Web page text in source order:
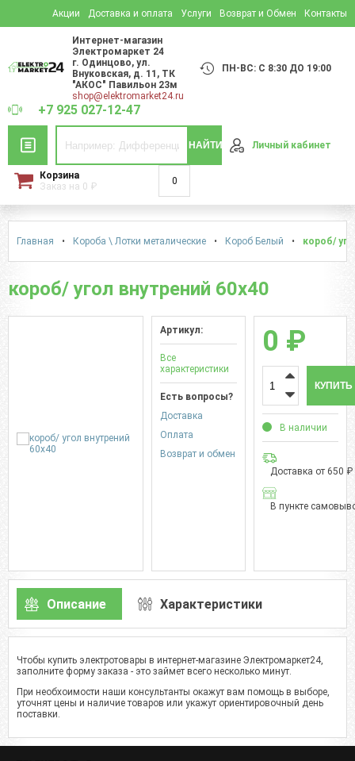
Акции Доставка и оплата Услуги Возврат и Обмен Контакты
Интернет-магазин
Электромаркет 24
г. Одинцово,ул.
Внуковская, д. 11 , ТК
"АКОС" Павильон 23м
shop@elektromarket24.ru
ПН-ВС: С 8:30 ДО 19:00
+7 925 027-12-47
НАЙТИ Личный кабинет
Корзина
Заказ на 0 ₽ 0
Главная • Короба \ Лотки металические • Короб Белый • короб/
короб/ угол внутрений 60х40
Артикул:
Все
характеристики
Есть вопросы?
Доставка
Оплата
Возврат и обмен
0 ₽
КУПИТЬ
В наличии
Доставка от 650 ₽
В пункте
Описание Характеристики
Чтобы купить электротовары в интернет-магазине Электромаркет24,
заполните форму заказа - это займет всего несколько минут.
При необхоимости наши консультанты окажут вам помощь в выборе,
уточнят цены и наличие товаров или укажут ориентировочный день
поставки.